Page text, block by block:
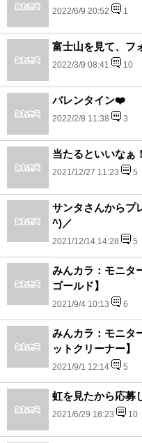
2022/6/9 20:52 1
富士山を見て、フ
2022/3/9 08:41 10
バレンタイン❤️
2022/2/8 11:38 3
当たるといいなぁ
2021/12/27 11:23 5
サンタさんからプ
^)／
2021/12/14 14:28 5
みんカラ：モニタ
ゴールド】
2021/9/4 10:13 6
みんカラ：モニタ
ットクリーナー】
2021/9/1 12:14 5
虹を見たから応募
2021/6/29 18:23 10